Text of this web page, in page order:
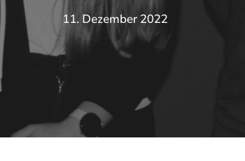
11. Dezember 2022